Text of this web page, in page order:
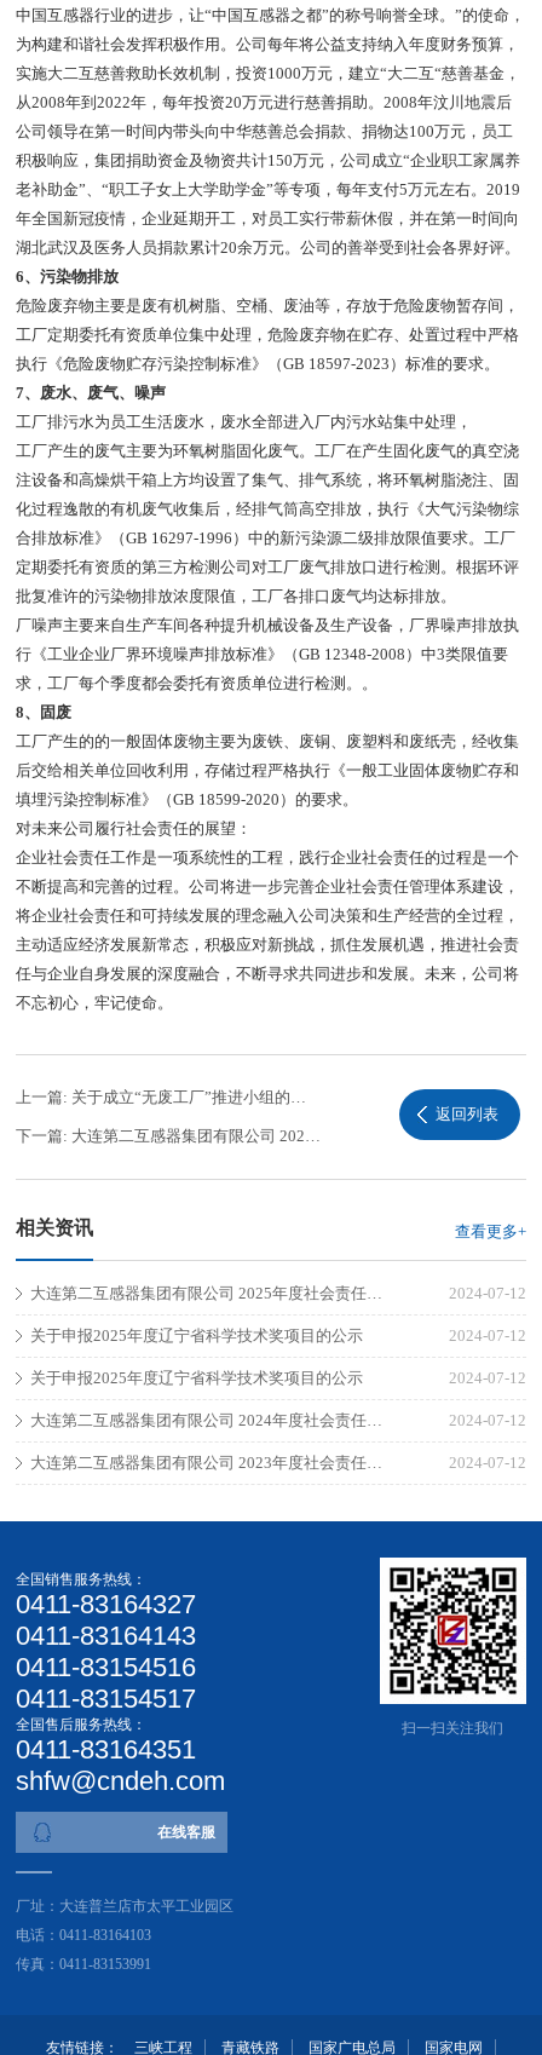
中国互感器行业的进步，让“中国互感器之都”的称号响誉全球。”的使命，
为构建和谐社会发挥积极作用。公司每年将公益支持纳入年度财务预算，
实施大二互慈善救助长效机制，投资1000万元，建立“大二互“慈善基金，
从2008年到2022年，每年投资20万元进行慈善捐助。2008年汶川地震后
公司领导在第一时间内带头向中华慈善总会捐款、捐物达100万元，员工
积极响应，集团捐助资金及物资共计150万元，公司成立“企业职工家属养
老补助金”、“职工子女上大学助学金”等专项，每年支付5万元左右。2019
年全国新冠疫情，企业延期开工，对员工实行带薪休假，并在第一时间向
湖北武汉及医务人员捐款累计20余万元。公司的善举受到社会各界好评。
6、污染物排放
危险废弃物主要是废有机树脂、空桶、废油等，存放于危险废物暂存间，
工厂定期委托有资质单位集中处理，危险废弃物在贮存、处置过程中严格
执行《危险废物贮存污染控制标准》（GB 18597-2023）标准的要求。
7、废水、废气、噪声
工厂排污水为员工生活废水，废水全部进入厂内污水站集中处理，
工厂产生的废气主要为环氧树脂固化废气。工厂在产生固化废气的真空浇
注设备和高燥烘干箱上方均设置了集气、排气系统，将环氧树脂浇注、固
化过程逸散的有机废气收集后，经排气筒高空排放，执行《大气污染物综
合排放标准》（GB 16297-1996）中的新污染源二级排放限值要求。工厂
定期委托有资质的第三方检测公司对工厂废气排放口进行检测。根据环评
批复准许的污染物排放浓度限值，工厂各排口废气均达标排放。
厂噪声主要来自生产车间各种提升机械设备及生产设备，厂界噪声排放执
行《工业企业厂界环境噪声排放标准》（GB 12348-2008）中3类限值要
求，工厂每个季度都会委托有资质单位进行检测。。
8、固废
工厂产生的的一般固体废物主要为废铁、废铜、废塑料和废纸壳，经收集
后交给相关单位回收利用，存储过程严格执行《一般工业固体废物贮存和
填埋污染控制标准》（GB 18599-2020）的要求。
对未来公司履行社会责任的展望：
企业社会责任工作是一项系统性的工程，践行企业社会责任的过程是一个
不断提高和完善的过程。公司将进一步完善企业社会责任管理体系建设，
将企业社会责任和可持续发展的理念融入公司决策和生产经营的全过程，
主动适应经济发展新常态，积极应对新挑战，抓住发展机遇，推进社会责
任与企业自身发展的深度融合，不断寻求共同进步和发展。未来，公司将
不忘初心，牢记使命。
上一篇: 关于成立“无废工厂”推进小组的通知
下一篇: 大连第二互感器集团有限公司 2024年度社会责任报告
返回列表
相关资讯 查看更多+
大连第二互感器集团有限公司 2025年度社会责任报告 2024-07-12
关于申报2025年度辽宁省科学技术奖项目的公示 2024-07-12
关于申报2025年度辽宁省科学技术奖项目的公示 2024-07-12
大连第二互感器集团有限公司 2024年度社会责任报告 2024-07-12
大连第二互感器集团有限公司 2023年度社会责任报告 2024-07-12
扫一扫关注我们
全国销售服务热线：
0411-83164327
0411-83164143
0411-83154516
0411-83154517
全国售后服务热线：
0411-83164351
shfw@cndeh.com
在线客服
厂址：大连普兰店市太平工业园区
电话：0411-83164103
传真：0411-83153991
友情链接： 三峡工程 青藏铁路 国家广电总局 国家电网